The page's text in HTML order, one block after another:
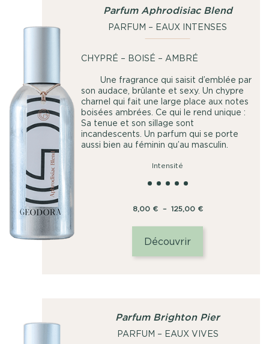
Parfum Aphrodisiac Blend
PARFUM – EAUX INTENSES
CHYPRÉ – BOISÉ – AMBRÉ
Une fragrance qui saisit d’emblée par
son audace, brûlante et sexy. Un chypre
charnel qui fait une large place aux notes
boisées ambrées. Ce qui le rend unique :
Sa tenue et son sillage sont
incandescents. Un parfum qui se porte
aussi bien au féminin qu’au masculin.
Intensité
8,00€ – 125,00€Plage
Découvrir
Parfum Brighton Pier
PARFUM – EAUX VIVES